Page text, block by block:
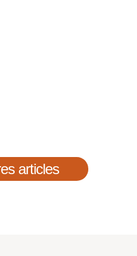
articles